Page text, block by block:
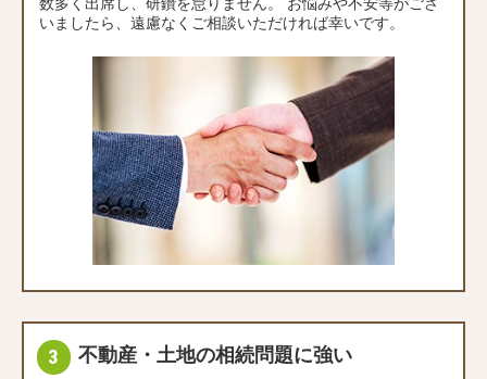
いましたら、遠慮なくご相談いただければ幸いです。
不動産・土地の相続問題に強い